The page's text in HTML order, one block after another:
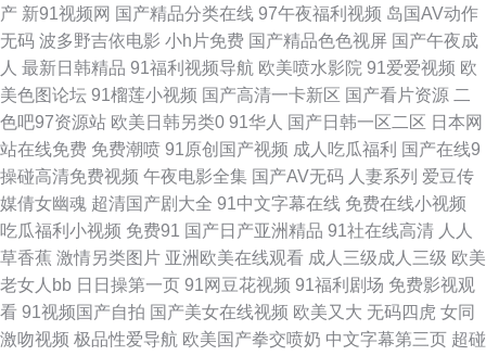
利专区 91怎么进入网页 91肏碰碰 福利网址在线 色璐璐视频在线 91免费链
接 国产精品AV福利 午夜福利高潮在线观看 91在线社区观察 密桃视频免费看
91久色女优 玖玖av 91操碰免费视频t 丁香婷婷丝臀国产 色人閣俺也去 91精
品伊人超碰 后入少妇 午夜黄色小电影 91中韩大片 狼人综干 91艹b 激情宗合
色网 91pron福利 青青草原影院 91久久香蕉 萌白酱白虎一线天 91精品大香
蕉 国内AV在线 51无码高清小视频 国产亚洲欧洲高潮 91TV做爱视频 国产精
产 新91视频网 国产精品分类在线 97午夜福利视频 岛国AV动作
无码 波多野吉依电影 小h片免费 国产精品色色视屏 国产午夜成
人 最新日韩精品 91福利视频导航 欧美喷水影院 91爱爱视频 欧
美色图论坛 91榴莲小视频 国产高清一卡新区 国产看片资源 二
色吧97资源站 欧美日韩另类0 91华人 国产日韩一区二区 日本网
站在线免费 免费潮喷 91原创国产视频 成人吃瓜福利 国产在线9
操碰高清免费视频 午夜电影全集 国产AV无码 人妻系列 爱豆传
媒倩女幽魂 超清国产剧大全 91中文字幕在线 免费在线小视频
吃瓜福利小视频 免费91 国产日产亚洲精品 91社在线高清 人人
草香蕉 激情另类图片 亚洲欧美在线观看 成人三级成人三级 欧美
老女人bb 日日操第一页 91网豆花视频 91福利剧场 免费影视观
看 91视频国产自拍 国产美女在线视频 欧美又大 无码四虎 女同
激吻视频 极品性爱导航 欧美国产拳交喷奶 中文字幕第三页 超碰